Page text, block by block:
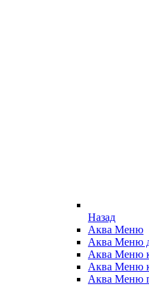
Назад
Аква Меню
Аква Меню
Аква Меню
Аква Меню
Аква Меню